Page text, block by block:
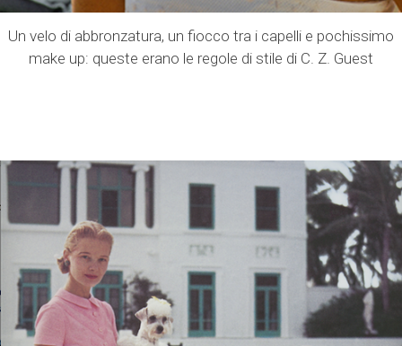
Un velo di abbronzatura, un fiocco tra i capelli e pochissimo
make up: queste erano le regole di stile di C. Z. Guest